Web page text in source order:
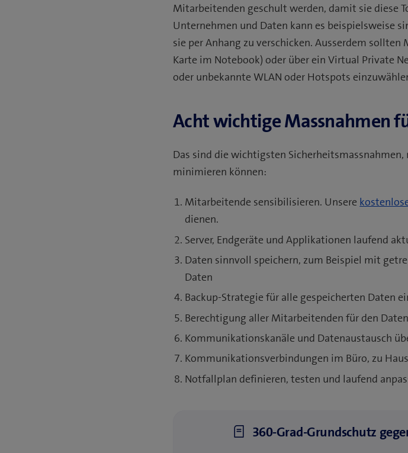
Mitarbeitenden geschult werden, damit sie diese
Unternehmen und Daten kann es beispielsweise
sie per Anhang zu verschicken. Ausserdem
Karte im Notebook) oder über ein Virtual Private
oder unbekannte WLAN oder Hotspots
Acht wichtige Massnahmen
Das sind die wichtigsten
minimieren können:
Mitarbeitende sensibilisieren. Unsere
dienen.
Server, Endgeräte und Applikationen laufend
Daten sinnvoll speichern, zum Beispiel mit
Daten
Backup-Strategie für alle gespeicherten Daten
Berechtigung aller Mitarbeitenden für den
Kommunikationskanäle und Datenaustausch
Kommunikationsverbindungen im Büro, zu
Notfallplan definieren, testen und laufend
360-Grad-Grundschutz